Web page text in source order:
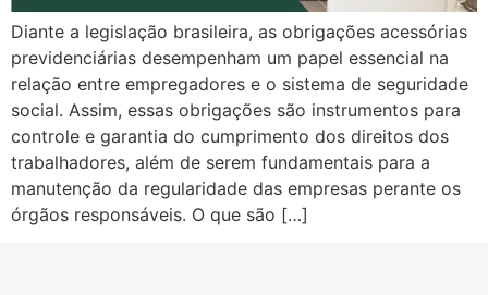
Diante a legislação brasileira, as obrigações acessórias
previdenciárias desempenham um papel essencial na
relação entre empregadores e o sistema de seguridade
social. Assim, essas obrigações são instrumentos para
controle e garantia do cumprimento dos direitos dos
trabalhadores, além de serem fundamentais para a
manutenção da regularidade das empresas perante os
órgãos responsáveis. O que são […]